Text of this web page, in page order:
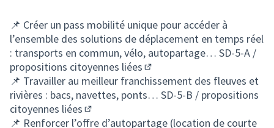
📌 Créer un pass mobilité unique pour accéder à
l’ensemble des solutions de déplacement en temps réel
: transports en commun, vélo, autopartage… SD-5-A /
propositions citoyennes liées
(S'ouvre dans un nouvel
📌 Travailler au meilleur franchissement des fleuves et
rivières : bacs, navettes, ponts… SD-5-B / propositions
citoyennes liées
(S'ouvre dans un nouvel onglet)
📌 Renforcer l’offre d’autopartage (location de courte